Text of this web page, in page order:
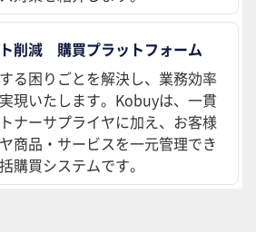
削減 購買プラットフォーム
る困りごとを解決し、業務効率
現いたします。Kobuyは、一貫
ナーサプライヤに加え、お客様
商品・サービスを一元管理でき
購買システムです。